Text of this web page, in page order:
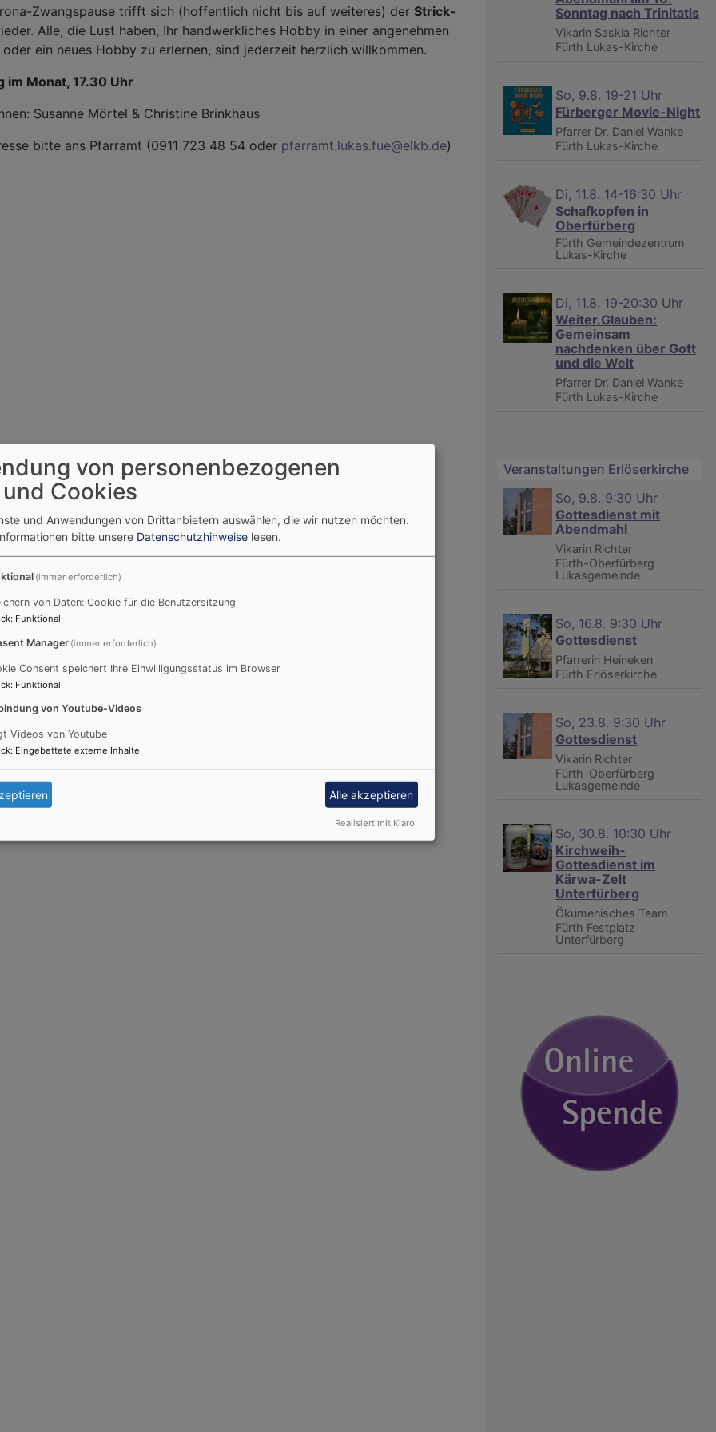
Zwangspause trifft sich (hoffentlich nicht bis auf weiteres) der Strick-
Alle, die Lust haben, Ihr handwerkliches Hobby in einer angenehmen
oder ein neues Hobby zu erlernen, sind jederzeit herzlich willkommen.
im Monat, 17.30 Uhr
Susanne Mörtel & Christine Brinkhaus
bitte ans Pfarramt (0911 723 48 54 oder pfarramt.lukas.fue@elkb.de)
Sonntag nach Trinitatis
Vikarin Saskia Richter
Fürth Lukas-Kirche
So, 9.8. 19-21 Uhr
Fürberger Movie-Night
Pfarrer Dr. Daniel Wanke
Fürth Lukas-Kirche
Di, 11.8. 14-16:30 Uhr
Schafkopfen in
Oberfürberg
Fürth Gemeindezentrum
Lukas-Kirche
Di, 11.8. 19-20:30 Uhr
Weiter.Glauben:
Gemeinsam
nachdenken über Gott
und die Welt
Pfarrer Dr. Daniel Wanke
Fürth Lukas-Kirche
Veranstaltungen Erlöserkirche
So, 9.8. 9:30 Uhr
Gottesdienst mit
Abendmahl
Vikarin Richter
Fürth-Oberfürberg
Lukasgemeinde
So, 16.8. 9:30 Uhr
Gottesdienst
Pfarrerin Heineken
Fürth Erlöserkirche
So, 23.8. 9:30 Uhr
Gottesdienst
Vikarin Richter
Fürth-Oberfürberg
Lukasgemeinde
So, 30.8. 10:30 Uhr
Kirchweih-
Gottesdienst im
Kärwa-Zelt
Unterfürberg
Ökumenisches Team
Fürth Festplatz
Unterfürberg
von personenbezogenen
Cookies
und Anwendungen von Drittanbietern auswählen, die wir nutzen möchten.
bitte unsere Datenschutzhinweise lesen.
(immer erforderlich)
von Daten: Cookie für die Benutzersitzung
: Funktional
Manager (immer erforderlich)
Consent speichert Ihre Einwilligungsstatus im Browser
: Funktional
von Youtube-Videos
Videos von Youtube
: Eingebettete externe Inhalte
Alle akzeptieren
Realisiert mit Klaro!